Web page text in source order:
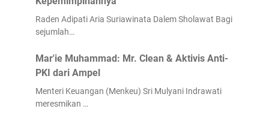
Raden Adipati Aria Suriawinata Dalem Sholawat Bagi
sejumlah…
Mar'ie Muhammad: Mr. Clean & Aktivis Anti-
PKI dari Ampel
Menteri Keuangan (Menkeu) Sri Mulyani Indrawati
meresmikan …